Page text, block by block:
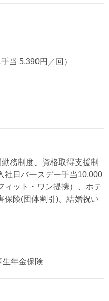
当 5,390円／回）
務制度、資格取得支援制
社日バースデー手当10,000
ィット・ワン提携）、ホテ
保険(団体割引)、結婚祝い
生年金保険